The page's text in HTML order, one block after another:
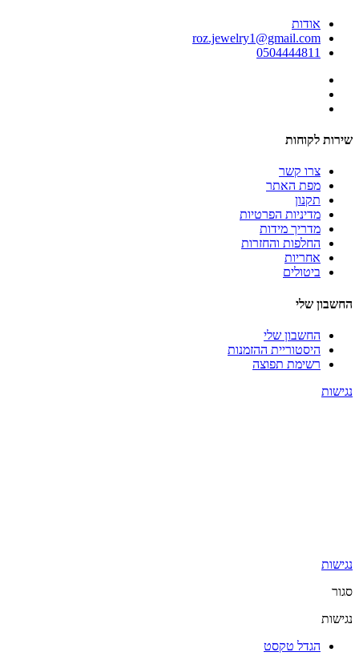
אודות
roz.jewelry1@gmail.com
0504444811
שירות לקוחות
צרו קשר
מפת האתר
תקנון
מדיניות הפרטיות
מדריך מידות
החלפות והחזרות
אחריות
ביטולים
החשבון שלי
החשבון שלי
היסטוריית ההזמנות
רשימת תפוצה
נגישות
נגישות
סגור
נגישות
הגדל טקסט